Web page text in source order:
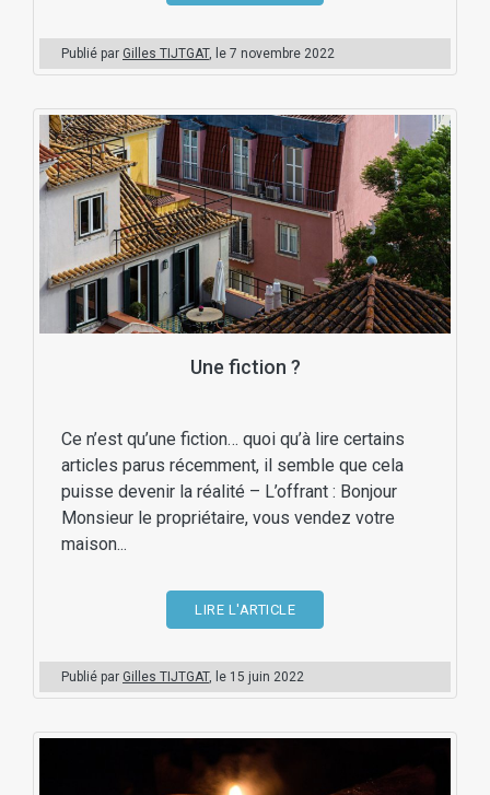
Publié par Gilles TIJTGAT, le 7 novembre 2022
Une fiction ?
Ce n’est qu’une fiction… quoi qu’à lire certains
articles parus récemment, il semble que cela
puisse devenir la réalité – L’offrant : Bonjour
Monsieur le propriétaire, vous vendez votre
maison...
LIRE L'ARTICLE
Publié par Gilles TIJTGAT, le 15 juin 2022